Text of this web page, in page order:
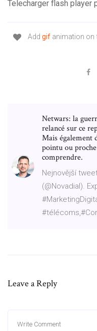
Telecharger flash player
Add gif animation on
Netwars: la
relancé sur ce
Mais également
pointu ou
comprendre.
Nejnovější
(@Novadial).
Leave a Reply